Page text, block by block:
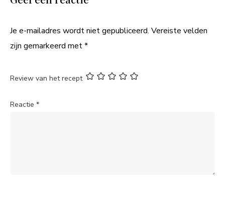
Je e-mailadres wordt niet gepubliceerd. Vereiste velden
zijn gemarkeerd met*
Review van het recept
Reactie *